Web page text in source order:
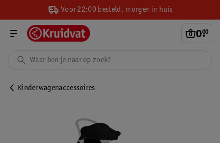
Voor 22:00 besteld, morgen in huis
0.
00
Kinderwagenaccessoires